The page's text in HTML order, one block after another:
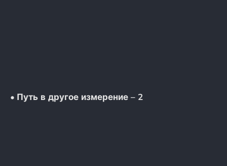
• Путь в другое измерение – 2